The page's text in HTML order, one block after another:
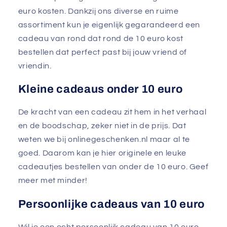
euro kosten. Dankzij ons diverse en ruime
assortiment kun je eigenlijk gegarandeerd een
cadeau van rond dat rond de 10 euro kost
bestellen dat perfect past bij jouw vriend of
vriendin.
Kleine cadeaus onder 10 euro
De kracht van een cadeau zit hem in het verhaal
en de boodschap, zeker niet in de prijs. Dat
weten we bij onlinegeschenken.nl maar al te
goed. Daarom kan je hier originele en leuke
cadeautjes bestellen van onder de 10 euro. Geef
meer met minder!
Persoonlijke cadeaus van 10 euro